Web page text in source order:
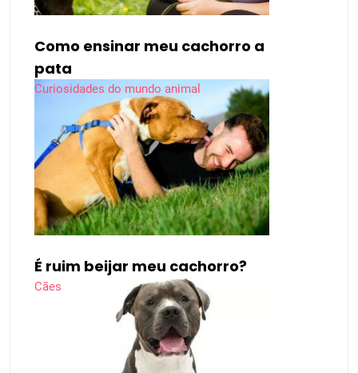
Como ensinar meu cachorro a
pata
Curiosidades do mundo animal
É ruim beijar meu cachorro?
Cães